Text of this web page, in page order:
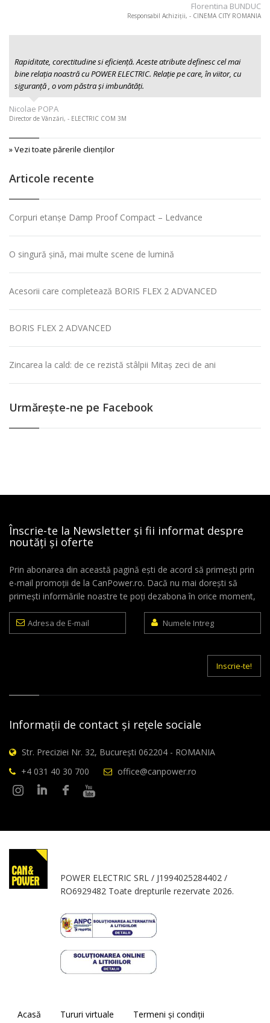
Florentina BUNDUC
Responsabil Achiziții, - CINEMA CITY ROMANIA
Rapiditate, corectitudine si eficiență. Aceste atribute definesc cel mai
bine relația noastră cu POWER ELECTRIC. Relație pe care, în viitor, cu
siguranță , o vom păstra și imbunătăți.
Nicolae POPA
Director de Vânzări, - ELECTRIC COM 3M
» Vezi toate părerile clienţilor
Articole recente
Corpuri etanșe Damp Proof Compact – Ledvance
O singură șină, mai multe scene de lumină
Acesorii care completează BORIS FLEX 2 ADVANCED
BORIS FLEX 2 ADVANCED
Zincarea la cald: de ce rezistă stâlpii Mitaș zeci de ani
Urmăreşte-ne pe Facebook
Înscrie-te la Newsletter și fii informat despre
noutăți și oferte
Prin abonarea din această pagină ești de acord să primești prin
e-mail promoții de la CanPower.ro. Dacă nu mai dorești să
primești informările noastre te poți dezabona în orice moment,
Adresa
de
Numele
Intreg
Inscrie-te!
Informații de contact și rețele sociale
Str. Preciziei Nr. 32, București 062204 - ROMANIA
+4 031 40 30 700
office@canpower.ro
POWER ELECTRIC SRL / J1994025284402 /
RO6929482 Toate drepturile rezervate 2026.
Acasă Tururi virtuale Termeni și condiții